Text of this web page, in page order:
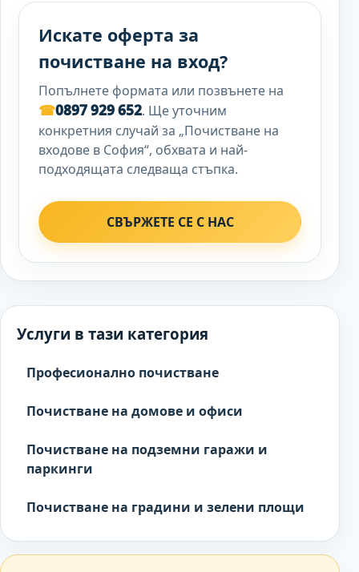
Искате оферта за
почистване на вход?
Попълнете формата или позвънете на
☎0897 929 652. Ще уточним
конкретния случай за „Почистване на
входове в София“, обхвата и най-
подходящата следваща стъпка.
СВЪРЖЕТЕ СЕ С НАС
Услуги в тази категория
Професионално почистване
Почистване на домове и офиси
Почистване на подземни гаражи и
паркинги
Почистване на градини и зелени площи